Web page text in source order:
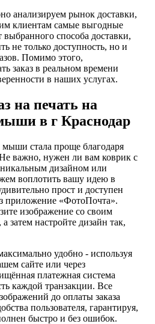
анализируем рынок доставки,
клиентам самые выгодные
способа доставки,
не только доступность, но и
Помимо этого,
заказ в реальном времени
в наших услугах.
на печать на
в г Краснодар
мыши стала проще благодаря
важно, нужен ли вам коврик с
дизайном или
воплотить вашу идею в
прост и доступен
приложение «ФотоПочта».
изображение со своим
затем настройте дизайн так,
удобно - используя
сайте или через
платежная система
каждой транзакции. Все
до оплаты заказа
пользователя, гарантируя,
быстро и без ошибок.